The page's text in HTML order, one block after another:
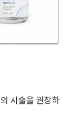
의 시술을 권장하